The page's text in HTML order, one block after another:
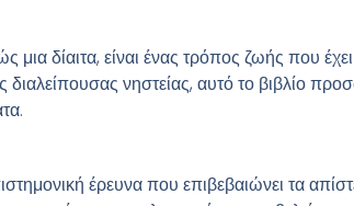
μια δίαιτα, είναι ένας τρόπος ζωής που
νηστείας, αυτό το βιβλίο
έρευνα που επιβεβαιώνει τα